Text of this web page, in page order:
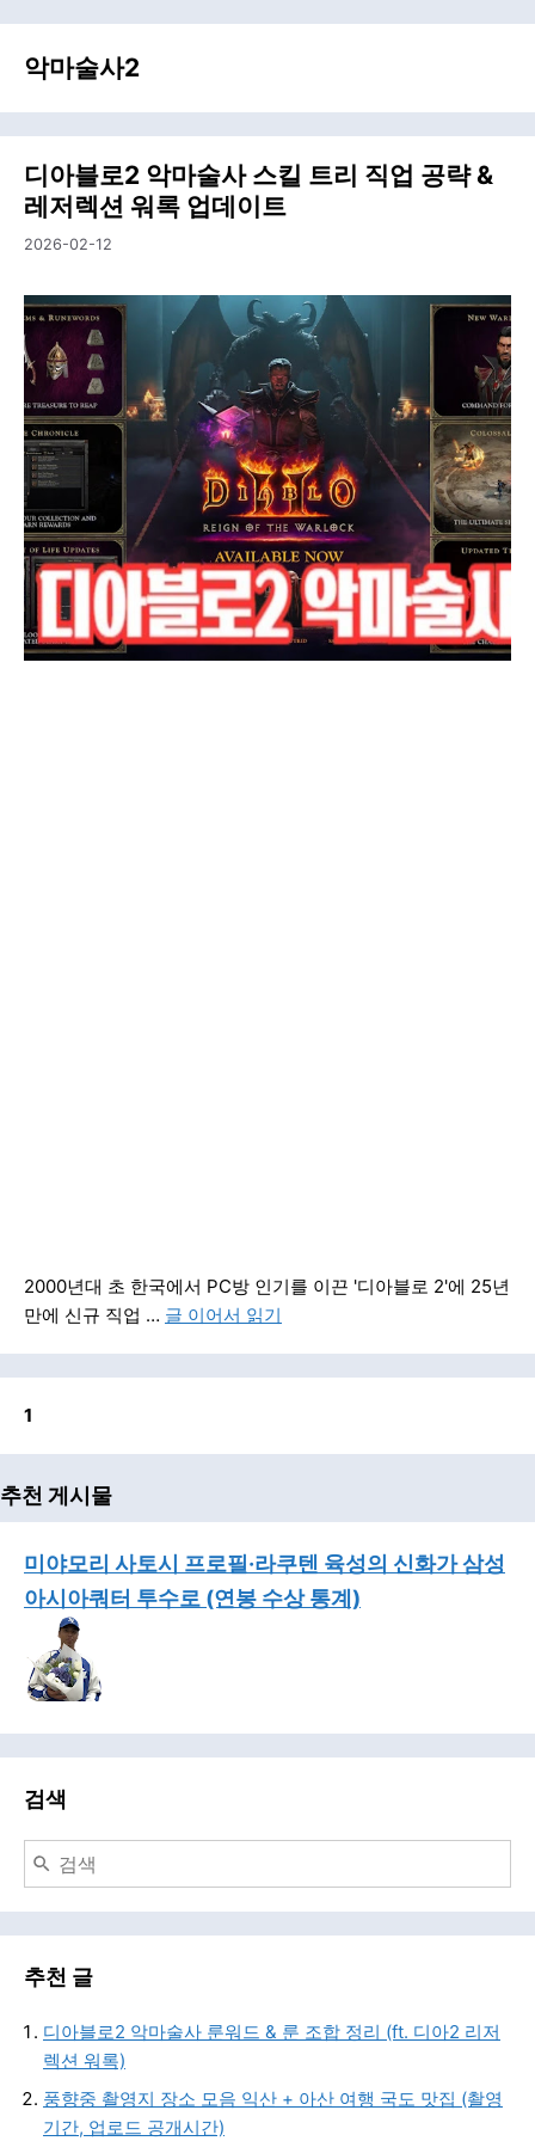
악마술사2
디아블로2 악마술사 스킬 트리 직업 공략 &
레저렉션 워록 업데이트
2026-02-12
2000년대 초 한국에서 PC방 인기를 이끈 '디아블로 2'에 25년
만에 신규 직업 … 글 이어서 읽기
1
추천 게시물
미야모리 사토시 프로필·라쿠텐 육성의 신화가 삼성
아시아쿼터 투수로 (연봉 수상 통계)
검색
추천 글
디아블로2 악마술사 룬워드 & 룬 조합 정리 (ft. 디아2 리저
렉션 워록)
풍향중 촬영지 장소 모음 익산 + 아산 여행 국도 맛집 (촬영
기간, 업로드 공개시간)